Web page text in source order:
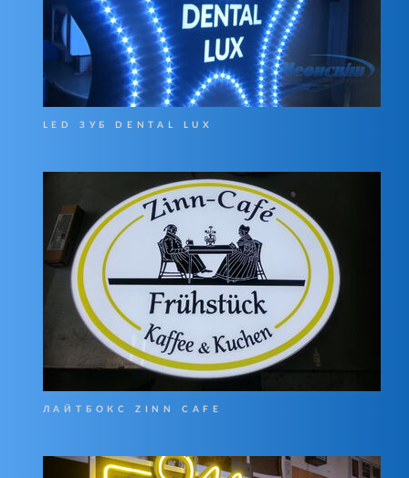
LED ЗУБ DENTAL LUX
ЛАЙТБОКС ZINN CAFE